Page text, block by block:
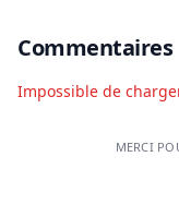
Commentaires
Impossible de
MERCI